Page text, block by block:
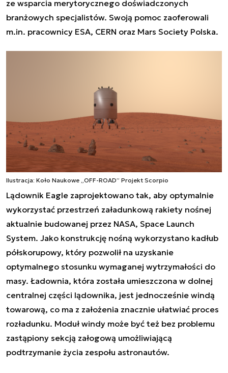
ze wsparcia merytorycznego doświadczonych
branżowych specjalistów. Swoją pomoc zaoferowali
m.in. pracownicy ESA, CERN oraz Mars Society Polska.
Ilustracja: Koło Naukowe „OFF-ROAD” Projekt Scorpio
Lądownik Eagle zaprojektowano tak, aby optymalnie
wykorzystać przestrzeń załadunkową rakiety nośnej
aktualnie budowanej przez NASA, Space Launch
System. Jako konstrukcję nośną wykorzystano kadłub
półskorupowy, który pozwolił na uzyskanie
optymalnego stosunku wymaganej wytrzymałości do
masy. Ładownia, która została umieszczona w dolnej
centralnej części lądownika, jest jednocześnie windą
towarową, co ma z założenia znacznie ułatwiać proces
rozładunku. Moduł windy może być też bez problemu
zastąpiony sekcją załogową umożliwiającą
podtrzymanie życia zespołu astronautów.